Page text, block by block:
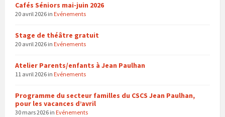
Cafés Séniors mai-juin 2026
20 avril 2026 in Evénements
Stage de théâtre gratuit
20 avril 2026 in Evénements
Atelier Parents/enfants à Jean Paulhan
11 avril 2026 in Evénements
Programme du secteur familles du CSCS Jean Paulhan,
pour les vacances d’avril
30 mars 2026 in Evénements